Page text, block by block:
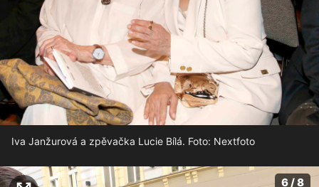
Iva Janžurová a zpěvačka Lucie Bílá. Foto: Nextfoto
6 / 8